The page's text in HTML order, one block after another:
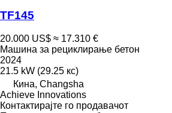
TF145
20.000 US$ ≈ 17.310 €
Машина за рециклирање бетон
2024
21.5 kW (29.25 кс)
Кина, Changsha
Achieve Innovations
Контактирајте го продавачот